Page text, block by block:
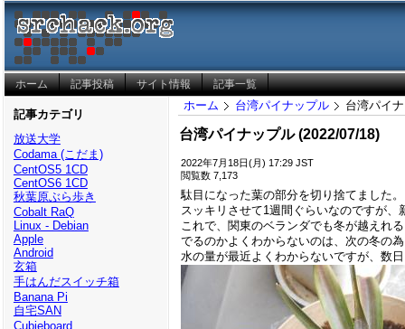
ホーム 記事投稿 サイト情報 記事一覧
記事カテゴリ
放送大学
Codama (こだま)
CentOS5 1CD
CentOS6 1CD
秋葉原ぶら歩き
Cobalt RaQ
Linux - Debian
Apple
Android
玄箱
手はんだスイッチ箱
Banana Pi
自宅SAN
Cubieboard
ホーム 台湾パイナップル 台湾パイ
台湾パイナップル (2022/07/18)
2022年7月18日(月) 17:29 JST
閲覧数 7,173
駄目になった葉の部分を切り捨てました。
スッキリさせて1週間ぐらいなのですが
これで、関東のベランダでも冬が越えれ
でるのかよくわからないのは、次の冬の
水の量が最近よくわからないですが、数